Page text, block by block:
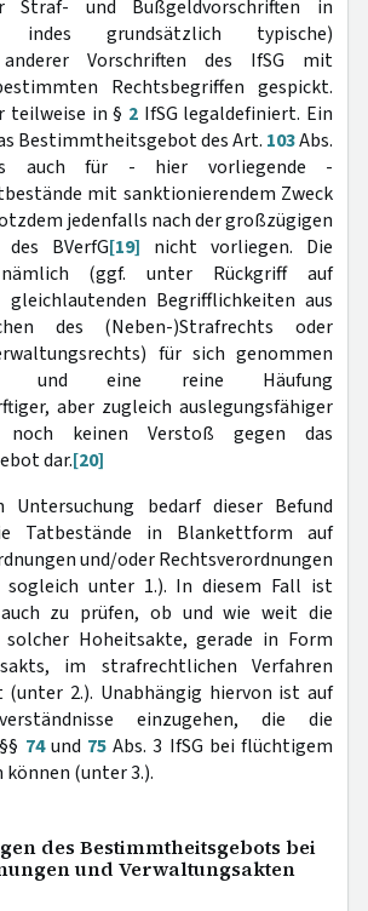
Straf- und Bußgeldvorschriften in
indes grundsätzlich typische)
anderer Vorschriften des IfSG mit
Rechtsbegriffen gespickt.
teilweise in § 2 IfSG legaldefiniert. Ein
Bestimmtheitsgebot des Art. 103Abs.
auch für - hier vorliegende -
mit sanktionierendem Zweck
jedenfalls nach der großzügigen
des BVerfG[19] nicht vorliegen. Die
(ggf. unter Rückgriff auf
gleichlautenden Begrifflichkeiten aus
des (Neben-)Strafrechts oder
für sich genommen
und eine reine Häufung
aber zugleich auslegungsfähiger
keinen Verstoß gegen das
dar.[20]
Untersuchung bedarf dieser Befund
Tatbestände in Blankettform auf
und/oder Rechtsverordnungen
sogleich unter 1.). In diesem Fall ist
zu prüfen, ob und wie weit die
Hoheitsakte, gerade in Form
im strafrechtlichen Verfahren
(unter 2.). Unabhängig hiervon ist auf
einzugehen, die die
74und 75 Abs. 3 IfSG bei flüchtigem
(unter 3.).
des Bestimmtheitsgebots bei
und Verwaltungsakten